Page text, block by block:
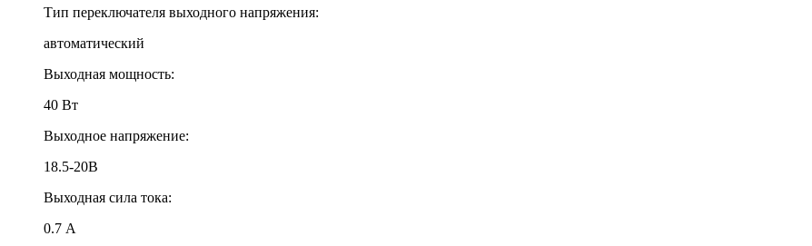
Тип переключателя выходного напряжения:
автоматический
Выходная мощность:
40 Вт
Выходное напряжение:
18.5-20В
Выходная сила тока:
0.7 A